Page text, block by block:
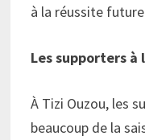
à la réussite
Les supporters à
À Tizi Ouzou, les
beaucoup de la